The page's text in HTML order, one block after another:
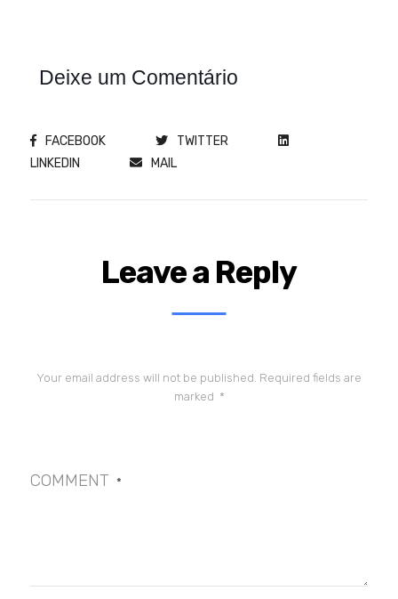
Deixe um Comentário
FACEBOOK
TWITTER
LINKEDIN
MAIL
Leave a Reply
Your email address will not be published. Required fields are
marked *
COMMENT *